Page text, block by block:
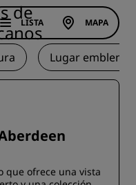
de
Lugar
LISTA MAPA
que ofrece una vista